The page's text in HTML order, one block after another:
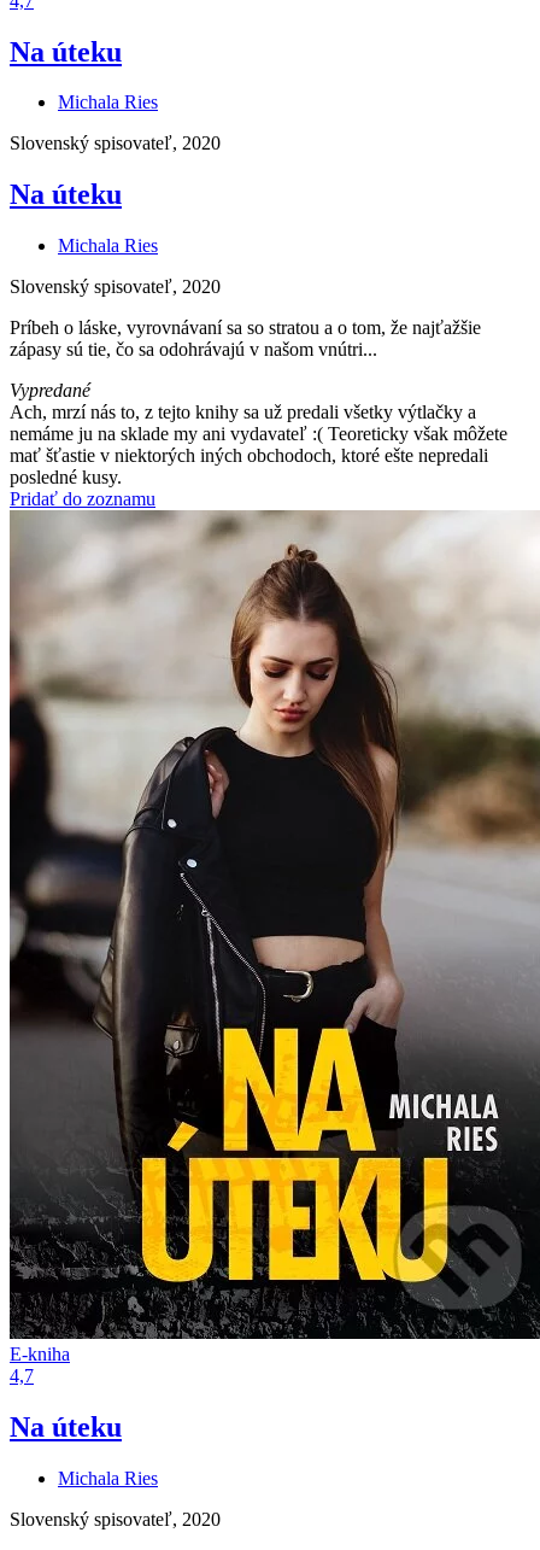
Na úteku
Michala Ries
Slovenský spisovateľ, 2020
Na úteku
Michala Ries
Slovenský spisovateľ, 2020
Príbeh o láske, vyrovnávaní sa so stratou a o tom, že najťažšie
zápasy sú tie, čo sa odohrávajú v našom vnútri...
Vypredané
Ach, mrzí nás to, z tejto knihy sa už predali všetky výtlačky a
nemáme ju na sklade my ani vydavateľ :( Teoreticky však môžete
mať šťastie v niektorých iných obchodoch, ktoré ešte nepredali
posledné kusy.
Pridať do zoznamu
E-kniha
4,7
Na úteku
Michala Ries
Slovenský spisovateľ, 2020